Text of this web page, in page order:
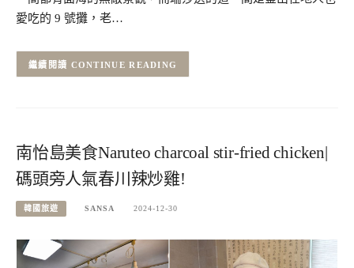
愛吃的 9 號攤，老…
CONTINUE READING
南怡島美食Naruteo charcoal stir-fried chicken|
碼頭旁人氣春川辣炒雞!
韓國旅遊 SANSA 2024-12-30